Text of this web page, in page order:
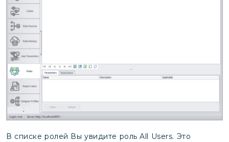
В списке ролей Вы увидите роль All Users. Это